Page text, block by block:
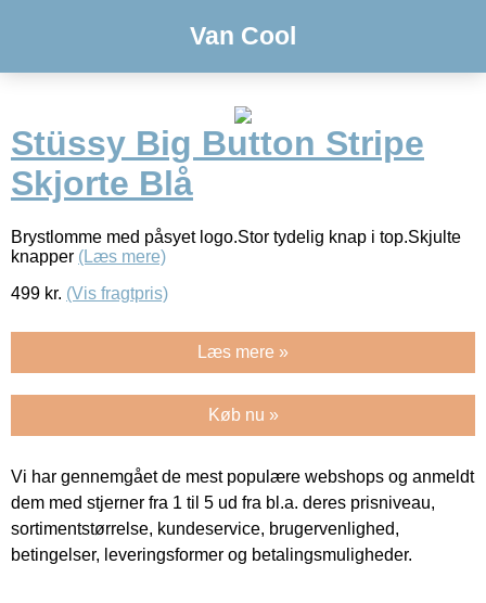
Van Cool
Stüssy Big Button Stripe
Skjorte Blå
Brystlomme med påsyet logo.Stor tydelig knap i top.Skjulte
knapper (Læs mere)
499 kr. (Vis fragtpris)
Læs mere »
Køb nu »
Vi har gennemgået de mest populære webshops og anmeldt
dem med stjerner fra 1 til 5 ud fra bl.a. deres prisniveau,
sortimentstørrelse, kundeservice, brugervenlighed,
betingelser, leveringsformer og betalingsmuligheder.